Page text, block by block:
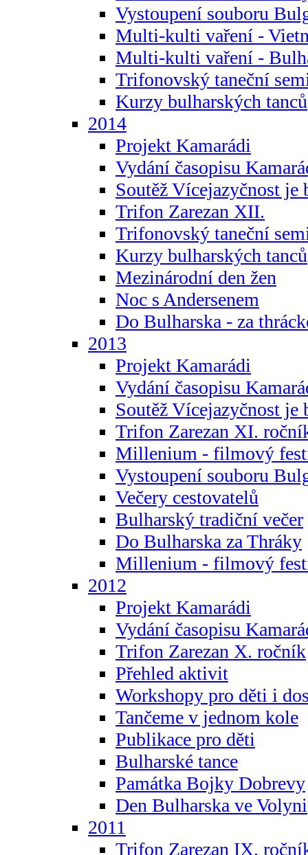
Vystoupení souboru
Multi-kulti vaření -
Multi-kulti vaření -
Trifonovský taneční
Kurzy bulharských tanců
2014
Projekt Kamarádi
Vydání časopisu
Soutěž Vícejazyčnost je
Trifon Zarezan XII.
Trifonovský taneční
Kurzy bulharských tanců
Mezinárodní den žen
Noc s Andersenem
Do Bulharska - za
2013
Projekt Kamarádi
Vydání časopisu
Soutěž Vícejazyčnost je
Trifon Zarezan XI.
Millenium - filmový
Vystoupení souboru
Večery cestovatelů
Bulharský tradiční večer
Do Bulharska za Thráky
Millenium - filmový
2012
Projekt Kamarádi
Vydání časopisu
Trifon Zarezan X. ročník
Přehled aktivit
Workshopy pro děti i
Tančeme v jednom kole
Publikace pro děti
Bulharské tance
Památka Bojky Dobrevy
Den Bulharska ve Volyni
2011
Trifon Zarezan IX.